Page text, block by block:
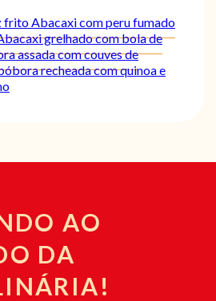
fritoAbacaxi com peru fumado
grelhado com bola de
assada com couves de
recheada com quinoa e
AO
DA